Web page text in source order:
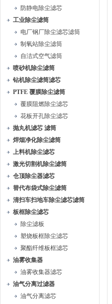
防静电除尘滤芯
工业除尘滤筒
电厂钢厂除尘滤芯滤筒
制氧站除尘滤筒
自洁式空气滤筒
喷砂机除尘滤筒
钻机除尘滤筒滤芯
PTFE 覆膜除尘滤筒
覆膜阻燃除尘滤芯
花板开孔除尘滤芯
抛丸机滤芯 滤筒
焊烟净化除尘滤筒
上料机除尘滤芯
激光切割机除尘滤筒
仓顶除尘器滤芯
替代布袋式除尘滤筒
清扫车扫地车除尘滤芯滤筒
板框除尘滤芯
除尘滤板
塑烧板框除尘滤芯
聚酯纤维板框滤芯
油雾收集器
油雾收集器滤芯
油气分离过滤器
油气分离滤芯